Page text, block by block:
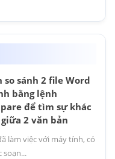
so sánh 2 file Word
bằng lệnh
để tìm sự khác
2 văn bản
làm việc với máy tính, có
soạn...